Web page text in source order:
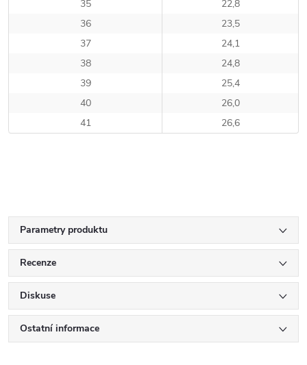
35
22,8
36
23,5
37
24,1
38
24,8
39
25,4
40
26,0
41
26,6
Parametry produktu
Recenze
Diskuse
Ostatní informace